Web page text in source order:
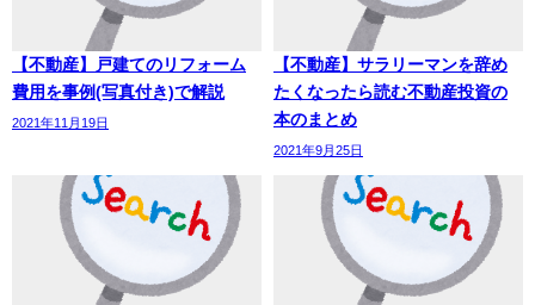
【不動産】戸建てのリフォーム
費用を事例(写真付き)で解説
2021年11月19日
【不動産】サラリーマンを辞め
たくなったら読む不動産投資の
本のまとめ
2021年9月25日